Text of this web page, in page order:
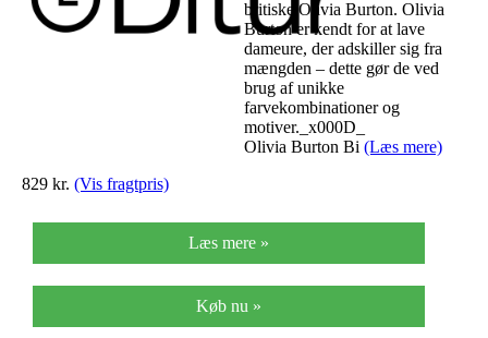
britiske Olivia Burton. Olivia
Burton er kendt for at lave
dameure, der adskiller sig fra
mængden – dette gør de ved
brug af unikke
farvekombinationer og
motiver._x000D_
Olivia Burton Bi (Læs mere)
829 kr. (Vis fragtpris)
Læs mere »
Køb nu »